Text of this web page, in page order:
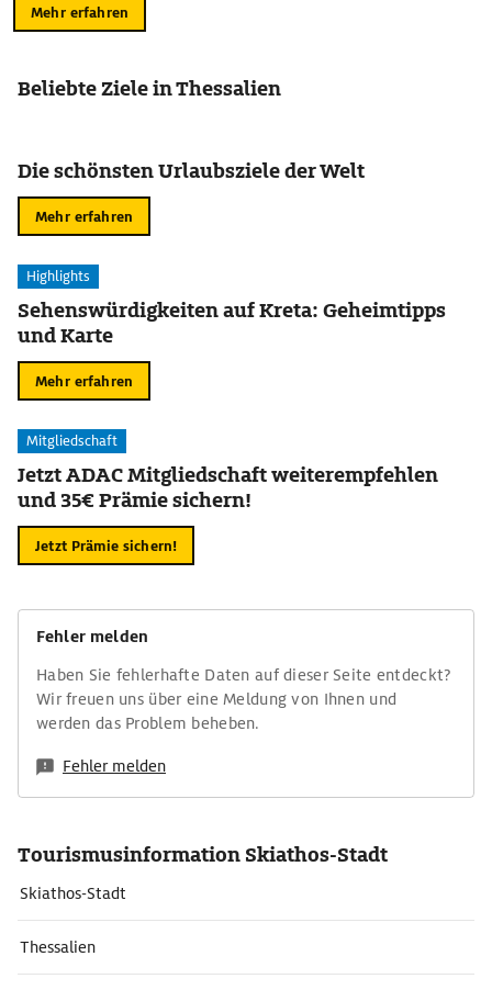
Mehr erfahren
Beliebte Ziele in Thessalien
Die schönsten Urlaubsziele der Welt
Mehr erfahren
Highlights
Sehenswürdigkeiten auf Kreta: Geheimtipps
und Karte
Mehr erfahren
Mitgliedschaft
Jetzt ADAC Mitgliedschaft weiterempfehlen
und 35€ Prämie sichern!
Jetzt Prämie sichern!
Fehler melden
Haben Sie fehlerhafte Daten auf dieser Seite entdeckt?
Wir freuen uns über eine Meldung von Ihnen und
werden das Problem beheben.
Fehler melden
Tourismusinformation Skiathos-Stadt
Skiathos-Stadt
Thessalien